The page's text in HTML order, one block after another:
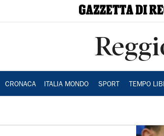
CRONACA ITALIA MONDO SPORT TEMPO